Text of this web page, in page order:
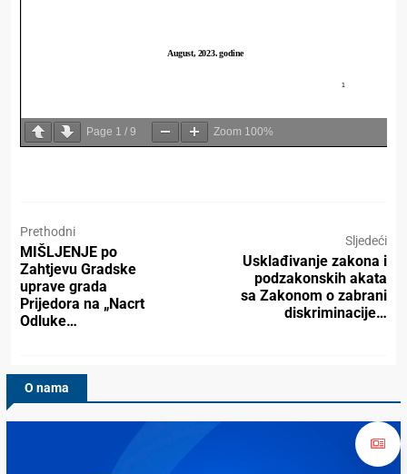
Page 1 / 9 Zoom 100%
Prethodni
MIŠLJENJE po
Zahtjevu Gradske
uprave grada
Prijedora na „Nacrt
Odluke…
Sljedeći
Usklađivanje zakona i
podzakonskih akata
sa Zakonom o zabrani
diskriminacije…
O nama